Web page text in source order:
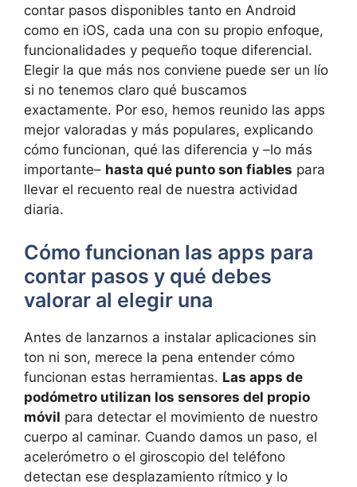
contar pasos disponibles tanto en Android
como en iOS, cada una con su propio enfoque,
funcionalidades y pequeño toque diferencial.
Elegir la que más nos conviene puede ser un lío
si no tenemos claro qué buscamos
exactamente. Por eso, hemos reunido las apps
mejor valoradas y más populares, explicando
cómo funcionan, qué las diferencia y –lo más
importante– hasta qué punto son fiables para
llevar el recuento real de nuestra actividad
diaria.
Cómo funcionan las apps para
contar pasos y qué debes
valorar al elegir una
Antes de lanzarnos a instalar aplicaciones sin
ton ni son, merece la pena entender cómo
funcionan estas herramientas. Las apps de
podómetro utilizan los sensores del propio
móvil para detectar el movimiento de nuestro
cuerpo al caminar. Cuando damos un paso, el
acelerómetro o el giroscopio del teléfono
detectan ese desplazamiento rítmico y lo